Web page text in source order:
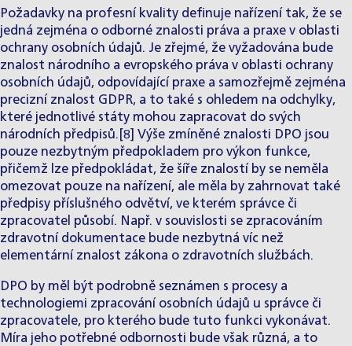
Požadavky na profesní kvality definuje nařízení tak, že se
jedná zejména o odborné znalosti práva a praxe v oblasti
ochrany osobních údajů. Je zřejmé, že vyžadována bude
znalost národního a evropského práva v oblasti ochrany
osobních údajů, odpovídající praxe a samozřejmě zejména
precizní znalost GDPR, a to také s ohledem na odchylky,
které jednotlivé státy mohou zapracovat do svých
národních předpisů.[8] Výše zmíněné znalosti DPO jsou
pouze nezbytným předpokladem pro výkon funkce,
přičemž lze předpokládat, že šíře znalostí by se neměla
omezovat pouze na nařízení, ale měla by zahrnovat také
předpisy příslušného odvětví, ve kterém správce či
zpracovatel působí. Např. v souvislosti se zpracováním
zdravotní dokumentace bude nezbytná víc než
elementární znalost zákona o zdravotních službách.
DPO by měl být podrobně seznámen s procesy a
technologiemi zpracování osobních údajů u správce či
zpracovatele, pro kterého bude tuto funkci vykonávat.
Míra jeho potřebné odbornosti bude však různá, a to